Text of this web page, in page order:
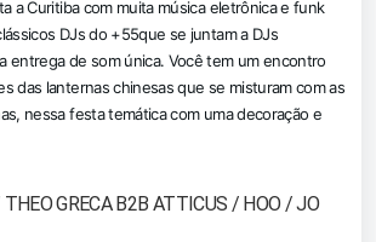
a Curitiba com muita música eletrônica e funk
DJs do +55que se juntam a DJs
entrega de som única. Você tem um encontro
das lanternas chinesas que se misturam com as
nessa festa temática com uma decoração e
GRECA B2B ATTICUS / HOO / JO